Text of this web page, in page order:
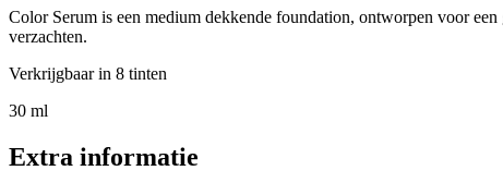
Color Serum is een medium dekkende foundation, ontworpen voor
verzachten.
Verkrijgbaar in 8 tinten
30 ml
Extra informatie